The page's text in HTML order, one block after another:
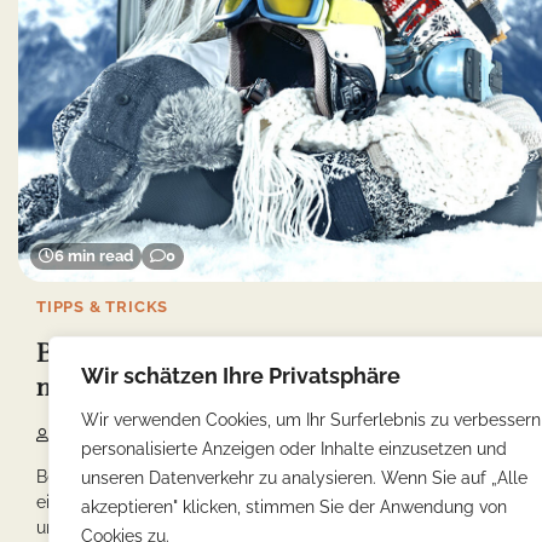
Wir schätzen Ihre Privatsphäre
Wir verwenden Cookies, um Ihr Surferlebnis zu
personalisierte Anzeigen oder Inhalte einzusetzen und
unseren Datenverkehr zu analysieren. Wenn Sie auf „Alle
akzeptieren" klicken, stimmen Sie der Anwendung von
Cookies zu.
6 min read 0
TIPPS & TRICKS
Berlin Reise-Tipps: Machen Sie Ihre Reise
noch angenehmer und stressfreier
Berlin, die Hauptstadt Deutschlands, zieht mit einer
einzigartigen Mischung aus Geschichte, Kultur und modernem
urbanem […]